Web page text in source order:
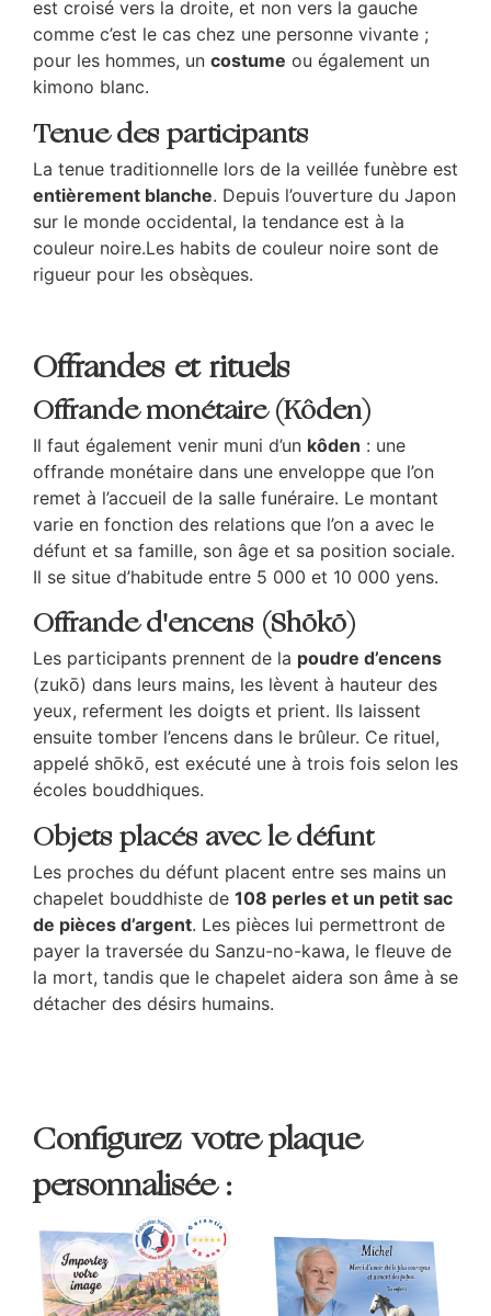
est croisé vers la droite, et non vers la gauche
comme c’est le cas chez une personne vivante ;
pour les hommes, un costume ou également un
kimono blanc.
Tenue des participants
La tenue traditionnelle lors de la veillée funèbre est
entièrement blanche. Depuis l’ouverture du Japon
sur le monde occidental, la tendance est à la
couleur noire.Les habits de couleur noire sont de
rigueur pour les obsèques.
Offrandes et rituels
Offrande monétaire (Kôden)
Il faut également venir muni d’un kôden : une
offrande monétaire dans une enveloppe que l’on
remet à l’accueil de la salle funéraire. Le montant
varie en fonction des relations que l’on a avec le
défunt et sa famille, son âge et sa position sociale.
Il se situe d’habitude entre 5 000 et 10 000 yens.
Offrande d'encens (Shōkō)
Les participants prennent de la poudre d’encens
(zukō) dans leurs mains, les lèvent à hauteur des
yeux, referment les doigts et prient. Ils laissent
ensuite tomber l’encens dans le brûleur. Ce rituel,
appelé shōkō, est exécuté une à trois fois selon les
écoles bouddhiques.
Objets placés avec le défunt
Les proches du défunt placent entre ses mains un
chapelet bouddhiste de 108 perles et un petit sac
de pièces d’argent. Les pièces lui permettront de
payer la traversée du Sanzu-no-kawa, le fleuve de
la mort, tandis que le chapelet aidera son âme à se
détacher des désirs humains.
Configurez votre plaque
personnalisée :